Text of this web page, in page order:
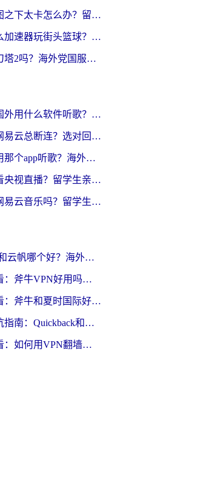
国外打鸿图之下太卡怎么办？留学生亲测有效的国服游戏加速方案
日本用什么加速器玩街头篮球？海外党国服游戏不卡顿的终极攻略
外国人打刀塔2吗？海外党国服游戏加速避坑全攻略
中国人在国外用什么软件听歌？别再被地域限制卡脖子，这篇教你轻松解锁国内音乐库
在海外听网易云总断连？选对回国加速器，告别地区限制和卡顿
国外可以用那个app听歌？海外党亲测有效的回国加速方案，轻松听国内音乐听书
海外怎么看央视直播？留学生亲测：3步解决版权限制+追剧自由
国外能用网易云音乐吗？留学生亲测：3步解决海外听歌难题
Quickback和云帆哪个好？海外党2026亲测指南：选对加速器大陆工具，无缝刷国内剧玩国服
海外党必看：斧牛VPN好用吗？和GoLinkVPN对比哪个回国效果更好？
海外党必看：斧牛和夏时国际好用吗？3步选对回国加速器，无缝刷国内资源
海外党踩坑指南：Quickback和归雁好用吗？选对加速器才能无缝刷国内资源
海外党必看：如何用VPN翻墙到大陆PTT？一篇解决你所有回国加速痛点